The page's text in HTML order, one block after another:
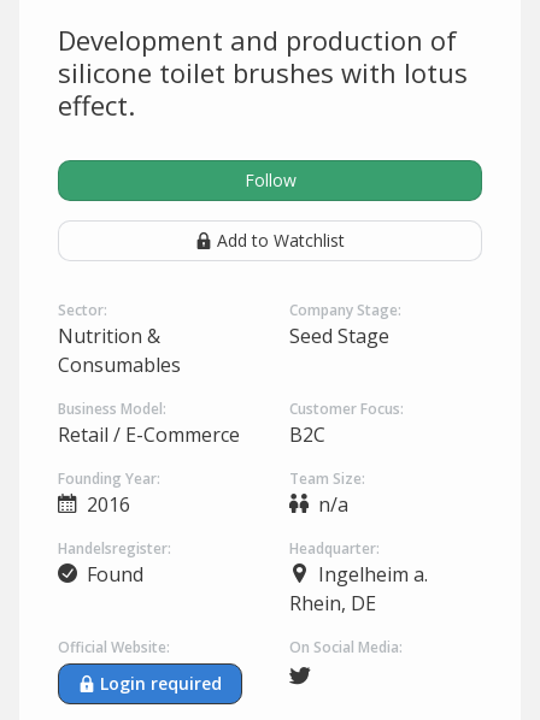
Development and production of
silicone toilet brushes with lotus
effect.
Follow
Add to Watchlist
Sector:
Nutrition &
Consumables
Company Stage:
Seed Stage
Business Model:
Retail / E-Commerce
Customer Focus:
B2C
Founding Year:
2016
Team Size:
n/a
Handelsregister:
Found
Headquarter:
Ingelheim a.
Rhein, DE
Official Website:
Login required
On Social Media: